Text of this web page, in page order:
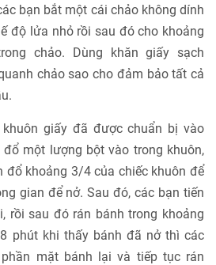
bạn bắt một cái chảo không dính
độ lửa nhỏ rồi sau đó cho khoảng
chảo. Dùng khăn giấy sạch
chảo sao cho đảm bảo tất cả
giấy đã được chuẩn bị vào
một lượng bột vào trong khuôn,
đổ khoảng 3/4 của chiếc khuôn để
gian để nở. Sau đó, các bạn tiến
rồi sau đó rán bánh trong khoảng
phút khi thấy bánh đã nở thì các
mặt bánh lại và tiếp tục rán